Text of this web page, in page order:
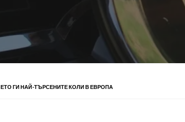
ЕТО ГИ НАЙ-ТЪРСЕНИТЕ КОЛИ В ЕВРОПА